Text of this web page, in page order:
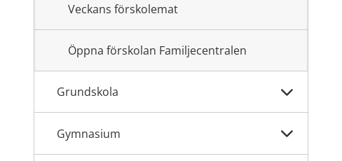
Veckans förskolemat
Öppna förskolan Familjecentralen
Grundskola
Gymnasium